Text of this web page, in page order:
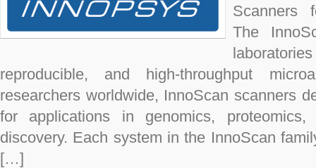
Scanners
The
reproducible, and high-throughput
researchers worldwide, InnoScan scanners
for applications in genomics, proteomics,
discovery. Each system in the InnoScan
[…]